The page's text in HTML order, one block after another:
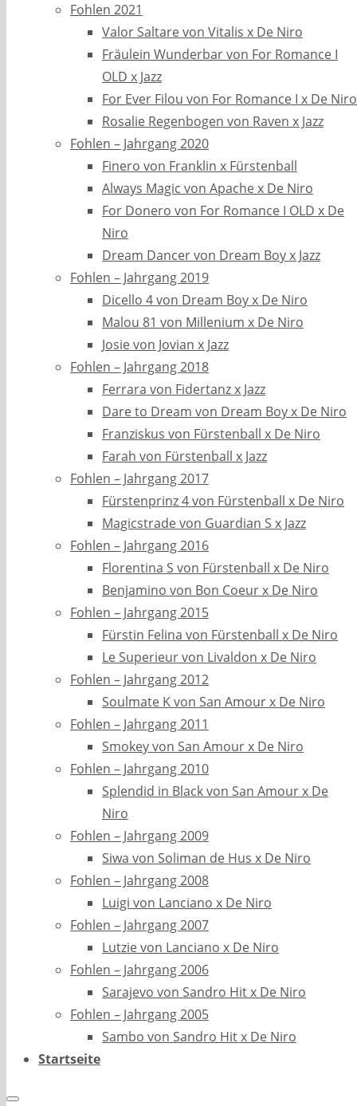
Fohlen 2021
Valor Saltare von Vitalis x De Niro
Fräulein Wunderbar von For Romance I
OLD x Jazz
For Ever Filou von For Romance I x De Niro
Rosalie Regenbogen von Raven x Jazz
Fohlen – Jahrgang 2020
Finero von Franklin x Fürstenball
Always Magic von Apache x De Niro
For Donero von For Romance I OLD x De
Niro
Dream Dancer von Dream Boy x Jazz
Fohlen – Jahrgang 2019
Dicello 4 von Dream Boy x De Niro
Malou 81 von Millenium x De Niro
Josie von Jovian x Jazz
Fohlen – Jahrgang 2018
Ferrara von Fidertanz x Jazz
Dare to Dream von Dream Boy x De Niro
Franziskus von Fürstenball x De Niro
Farah von Fürstenball x Jazz
Fohlen – Jahrgang 2017
Fürstenprinz 4 von Fürstenball x De Niro
Magicstrade von Guardian S x Jazz
Fohlen – Jahrgang 2016
Florentina S von Fürstenball x De Niro
Benjamino von Bon Coeur x De Niro
Fohlen – Jahrgang 2015
Fürstin Felina von Fürstenball x De Niro
Le Superieur von Livaldon x De Niro
Fohlen – Jahrgang 2012
Soulmate K von San Amour x De Niro
Fohlen – Jahrgang 2011
Smokey von San Amour x De Niro
Fohlen – Jahrgang 2010
Splendid in Black von San Amour x De
Niro
Fohlen – Jahrgang 2009
Siwa von Soliman de Hus x De Niro
Fohlen – Jahrgang 2008
Luigi von Lanciano x De Niro
Fohlen – Jahrgang 2007
Lutzie von Lanciano x De Niro
Fohlen – Jahrgang 2006
Sarajevo von Sandro Hit x De Niro
Fohlen – Jahrgang 2005
Sambo von Sandro Hit x De Niro
Startseite